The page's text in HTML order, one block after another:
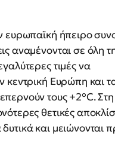
ευρωπαϊκή ήπειρο
αναμένονται σε όλη
τιμές να
κεντρική Ευρώπη και
τους +2°C. Στη
θετικές
και μειώνονται